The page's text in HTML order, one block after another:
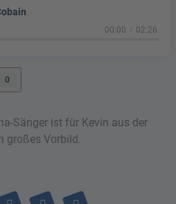
00:00 02:26
0
Sänger ist für Kevin aus der
großes Vorbild.